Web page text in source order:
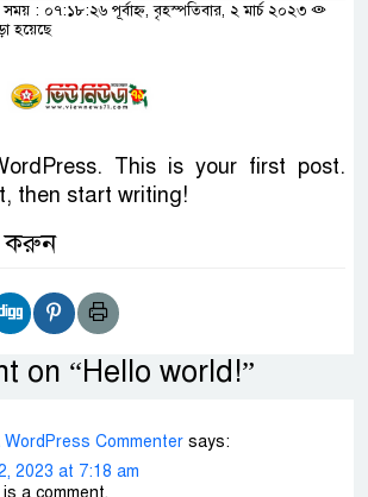
: ০৭:১৮:২৬ পূর্বাহ্ন, বৃহস্পতিবার, ২ মার্চ ২০২৩
হয়েছে
This is your first post.
then start writing!
করুন
on “Hello world!”
WordPress Commenter says:
2023 at 7:18 am